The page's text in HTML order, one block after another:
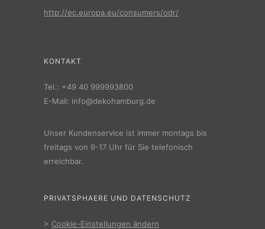
http://ec.europa.eu/consumers/odr/
KONTAKT
Tel.: +49 40 999993800
E-Mail: info@dekohamburg.de
Unser Kundenservice ist immer montags bis
freitags von 9-17 Uhr für Sie telefonisch
erreichbar.
PRIVATSPHAERE UND DATENSCHUTZ
> Cookie-Einstellungen ändern